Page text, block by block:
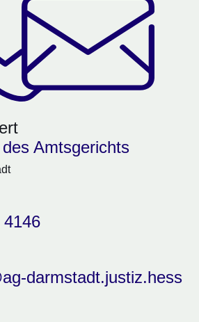
Amtsgerichts
4146
darmstadt.justiz.hess